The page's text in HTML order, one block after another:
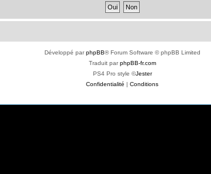
Développé parphpBB® Forum Software © phpBB Limited
Traduit parphpBB-fr.com
PS4 Pro style ©Jester
Confidentialité | Conditions